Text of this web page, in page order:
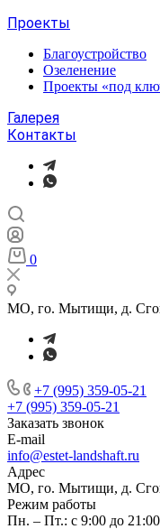
Проекты
Благоустройство
Озеленение
Проекты «под
Галерея
Контакты
0
МО, го. Мытищи, д.
+7 (995) 359-05-21
+7 (995) 359-05-21
Заказать звонок
E-mail
info@estet-landshaft.ru
Адрес
МО, го. Мытищи, д.
Режим работы
Пн. – Пт.: с 9:00 до 21:00